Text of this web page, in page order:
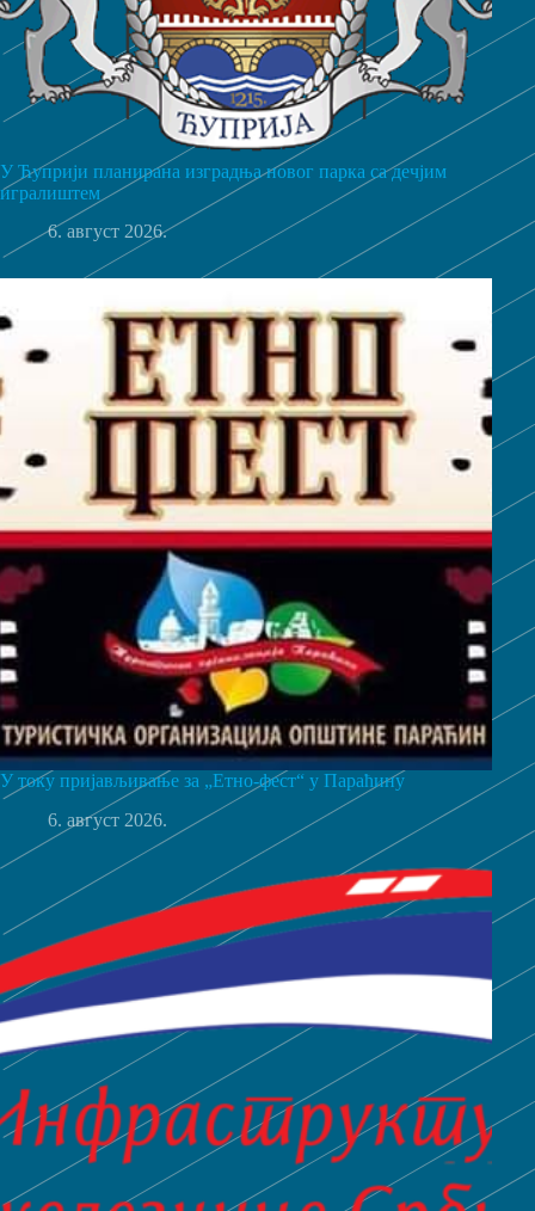
У Ћуприји планирана изградња новог парка са дечјим
игралиштем
6. август 2026.
У току пријављивање за „Етно-фест“ у Параћину
6. август 2026.